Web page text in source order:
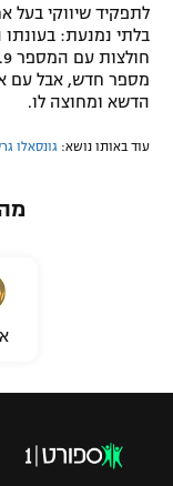
לתפקיד שיווקי בעל
בלתי נמנעת: בעונתו
מספר חדש, אבל עם
הדשא ומחוצה לו.
עוד באותו נושא: גונסאלו